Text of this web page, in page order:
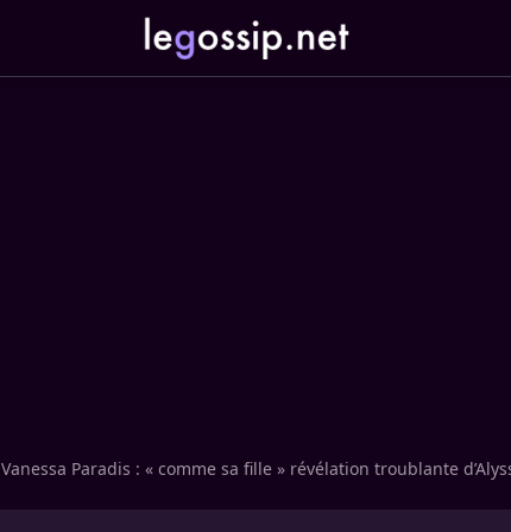
Vanessa Paradis : « comme sa fille » révélation troublante